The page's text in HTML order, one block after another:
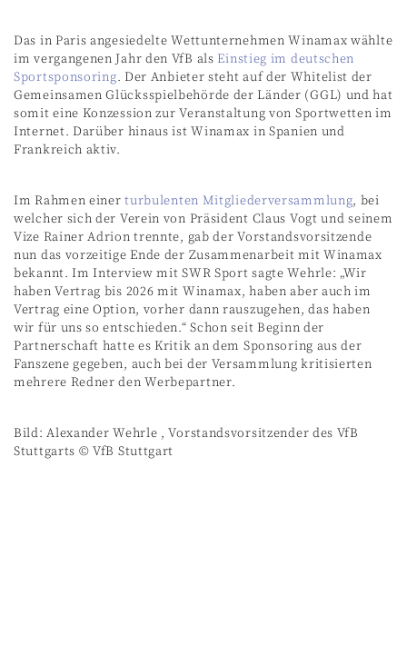
Das in Paris angesiedelte Wettunternehmen Winamax wählte
im vergangenen Jahr den VfB als Einstieg im deutschen
Sportsponsoring. Der Anbieter steht auf der Whitelist der
Gemeinsamen Glücksspielbehörde der Länder (GGL) und hat
somit eine Konzession zur Veranstaltung von Sportwetten im
Internet. Darüber hinaus ist Winamax in Spanien und
Frankreich aktiv.
Im Rahmen einerturbulenten Mitgliederversammlung, bei
welcher sich der Verein von Präsident Claus Vogt und seinem
Vize Rainer Adrion trennte, gab der Vorstandsvorsitzende
nun das vorzeitige Ende der Zusammenarbeit mit Winamax
bekannt. Im Interview mit SWR Sport sagte Wehrle: „Wir
haben Vertrag bis 2026 mit Winamax, haben aber auch im
Vertrag eine Option, vorher dann rauszugehen, das haben
wir für uns so entschieden.“ Schon seit Beginn der
Partnerschaft hatte es Kritik an dem Sponsoring aus der
Fanszene gegeben, auch bei der Versammlung kritisierten
mehrere Redner den Werbepartner.
Bild: Alexander Wehrle , Vorstandsvorsitzender des VfB
Stuttgarts © VfB Stuttgart